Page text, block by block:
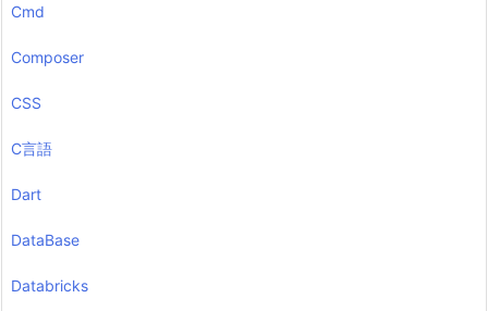
Cmd
Composer
CSS
C言語
Dart
DataBase
Databricks